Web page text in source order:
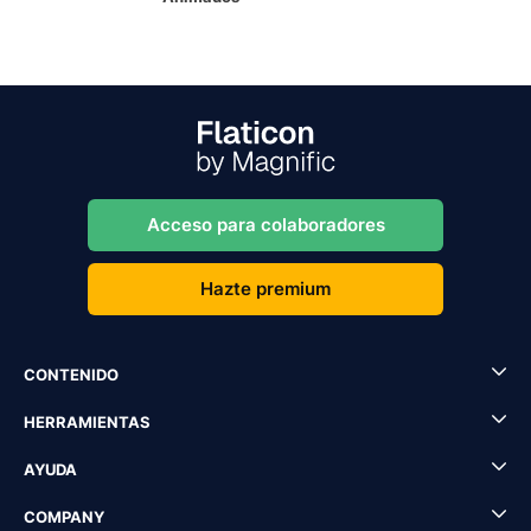
Acceso para colaboradores
Hazte premium
CONTENIDO
HERRAMIENTAS
AYUDA
COMPANY